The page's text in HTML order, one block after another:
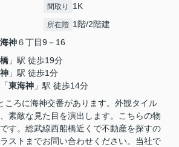
間取り 1K
所在階 1階/2階建
海神６丁目9－16
」駅 徒歩19分
」駅 徒歩1分
「東海神 」駅 徒歩14分
ころに海神交番があります。外観タイル
素敵な見た目を演出します。こちらの物
す。総武線西船橋近くで不動産を探すの
ストまでお問い合わせください。当社で